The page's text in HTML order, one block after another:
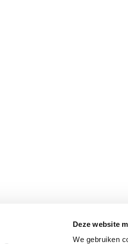
Deze website
We gebruiken